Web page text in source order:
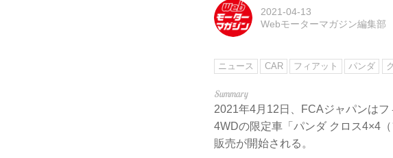
2021-04-13
Webモーターマガジン編集部
ニュース CAR フィアット パンダ
2021年4月12日、FCAジャパンは
4WDの限定車「パンダ クロス4×4
販売が開始される。